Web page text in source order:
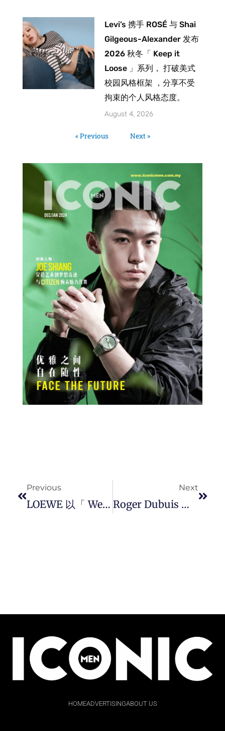
Levi’s 携手 ROSÉ 与 Shai
Gilgeous-Alexander 发布
2026 秋冬「 Keep it
Loose 」系列， 打破美式
校园风格框架 ，分享不受
拘束的个人风格态度。
August 4, 2026
« Previous Next »
Previous
LOEWE 以「 Weave, Restore, Renew 」项目重回米兰家具展。 宣扬环保，聚焦编织工艺修復新器物。
Next
Roger Dubuis 推出两款全新 Excalibur 王者系列黑色陶瓷时计腕錶。
HOMEADVERTISINGABOUT US